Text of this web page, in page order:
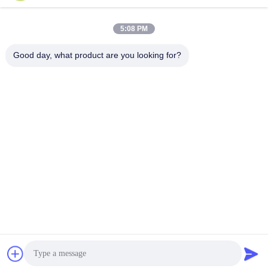
Invia
5:08 PM
Good day, what product are you looking for?